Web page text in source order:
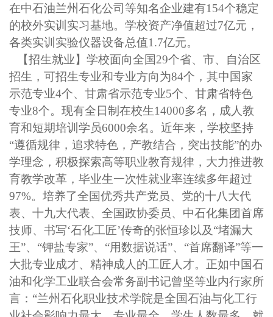
在中石油兰州石化公司等知名企业建有154个稳定
的校外实训实习基地。学校资产净值超过7亿元，
各类实训实验仪器设备总值1.7亿元。
【招生就业】学校面向全国29个省、市、自治区
招生，可招生专业和专业方向为84个，其中国家
示范专业4个、甘肃省示范专业5个、甘肃省特色
专业8个。现有全日制在校生14000多名，成人教
育和短期培训学员6000余名。近年来，学校坚持
“遵循规律，追求特色，产教结合，突出技能”的办
学理念，积极探索高等职业教育规律，大力推进教
育教学改革，毕业生一次性就业率连续多年超过
97%。培养了全国优秀共产党员、党的十八大代
表、十九大代表、全国政协委员、中石化集团首席
技师、书写‘石化工匠’传奇的张恒珍以及“堵漏大
王”、“钾盐专家”、“用数据说话”、“首席翻译”等一
大批专业成才、精神成人的工匠人才。正如中国石
油和化学工业联合会常务副书记曾坚等业内行家所
言：“兰州石化职业技术学院是全国石油与化工行